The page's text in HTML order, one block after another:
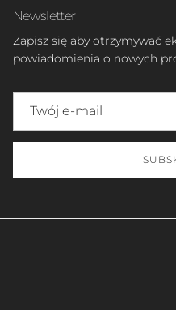
Newsletter
Zapisz się aby otrzymywać
powiadomienia o nowych